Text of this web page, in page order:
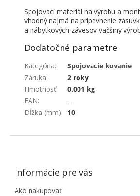
Spojovací materiál na výrobu a
vhodný najmä na pripevnenie
a nábytkových závesov väčšiny
Dodatočné parametre
Kategória:
Spojovacie kovanie
Záruka:
2 roky
Hmotnosť:
0.001 kg
EAN:
Dĺžka (mm): 10
ZÁPÄTIE
Informácie pre vás
Ako nakupovať